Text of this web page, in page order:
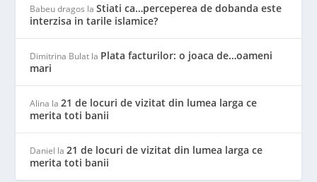
Babeu dragos laStiati ca…perceperea de dobanda este
interzisa in tarile islamice?
Dimitrina Bulat la Plata facturilor: o joaca de…oameni
mari
Alina la21 de locuri de vizitat din lumea larga ce
merita toti banii
Daniel la21 de locuri de vizitat din lumea larga ce
merita toti banii